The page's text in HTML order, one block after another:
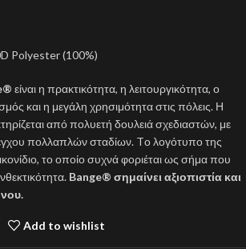
Polyester (100%)
είναι η πρακτικότητα, η λειτουργικότητα, ο
και η μεγάλη χρησιμότητα στις πόλεις. Η
από πολυετή δουλειά σχεδιαστών, με
πολλαπλών σταδίων. Tο λογότυπο της
εικονίδιο, το οποίο συχνά φοριέται ως σήμα που
Bange® σημαίνει αξιοπιστία και
Add to wishlist